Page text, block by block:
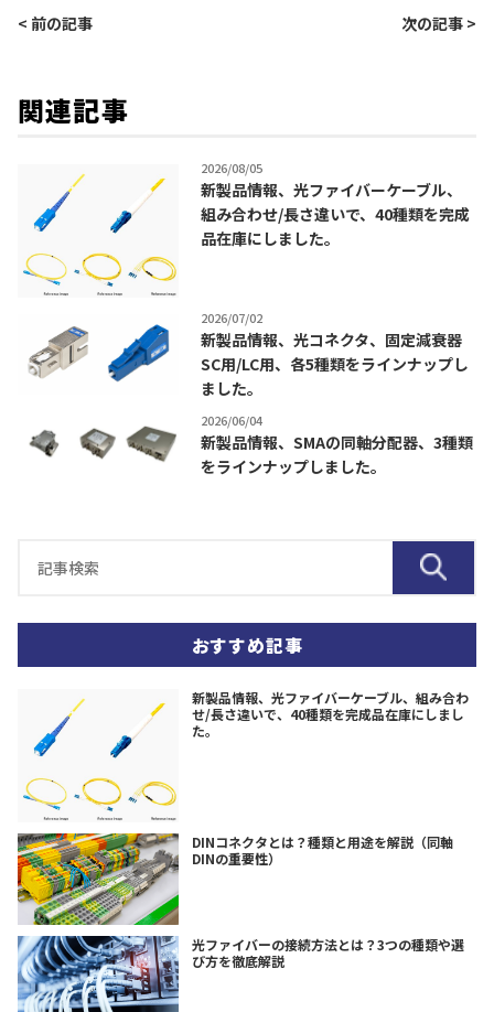
< 前の記事 次の記事 >
関連記事
2026/08/05
新製品情報、光ファイバーケーブル、
組み合わせ/長さ違いで、40種類を完成
品在庫にしました。
2026/07/02
新製品情報、光コネクタ、固定減衰器
SC用/LC用、各5種類をラインナップし
ました。
2026/06/04
新製品情報、SMAの同軸分配器、3種類
をラインナップしました。
おすすめ記事
新製品情報、光ファイバーケーブル、組み合わ
せ/長さ違いで、40種類を完成品在庫にしまし
た。
DINコネクタとは？種類と用途を解説（同軸
DINの重要性）
光ファイバーの接続方法とは？3つの種類や選
び方を徹底解説